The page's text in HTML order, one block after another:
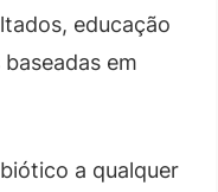
educação
em
a qualquer